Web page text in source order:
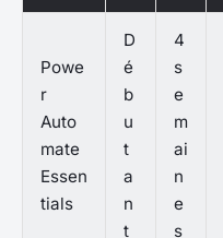
Powe
r
Auto
mate
Essen
tials
D
é
b
u
t
a
n
t
4
s
e
m
ai
n
e
s